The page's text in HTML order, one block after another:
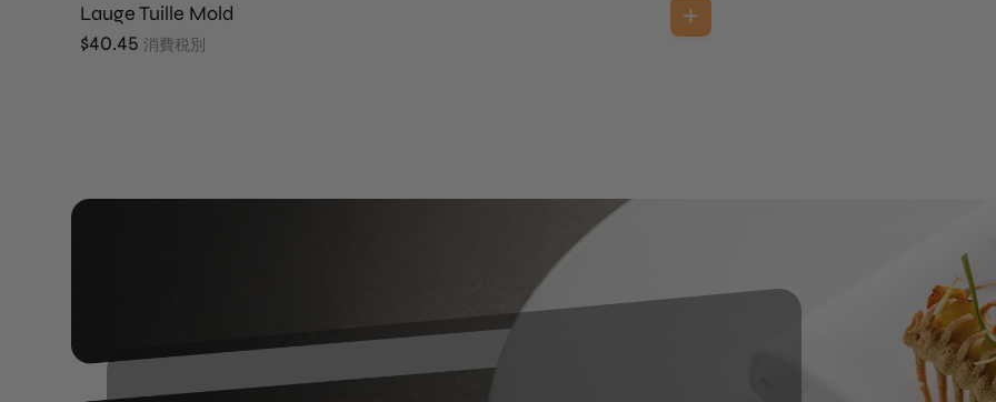
Lauge Tuille Mold
$40.45 消費税別